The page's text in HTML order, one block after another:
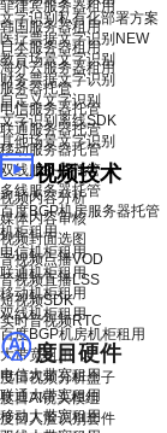
文字识别私有化部署方案
医疗票据文字识别 NEW
教育场景文字识别
财务票据文字识别
自定义文字识别
文字识别离线SDK
其他场景文字识别
视频技术
视频内容分析
媒体内容审核
视频封面选图
音视频点播VOD
音视频直播LSS
短视频SDK
实时音视频RTC
度目硬件
度目视频分析盒子
度目AI镜头模组
度目人脸识别套件
菲律宾服务器租用
韩国服务器租用
日本服务器租用
海外云服务器租用
服务器托管
电信服务器托管
联通服务器托管
移动服务器托管
双线服务器托管
多线服务器托管
百度BGP机房服务器托管
机柜租用
电信机柜租用
联通机柜租用
移动机柜租用
双线机柜租用
百度BGP机房机柜租用
大带宽租用
电信大带宽租用
联通大带宽租用
移动大带宽租用